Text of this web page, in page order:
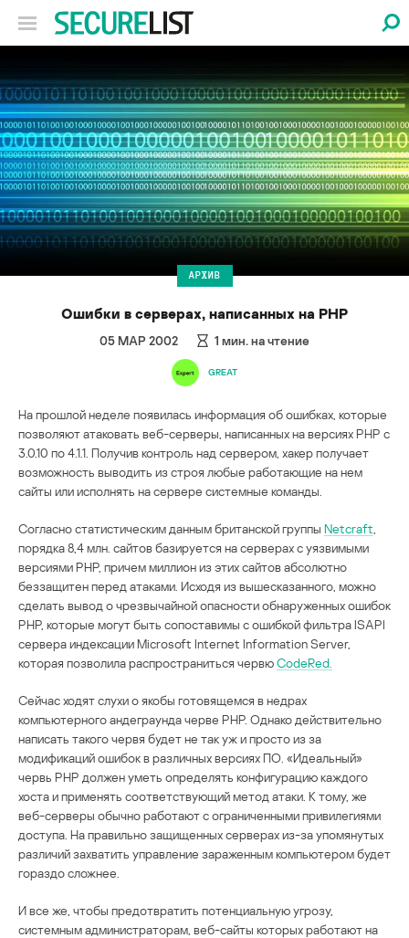
АРХИВ
Ошибки в серверах, написанных на PHP
05 МАР 2002 1 мин. на чтение
GREAT
На прошлой неделе появилась информация об ошибках, которые
позволяют атаковать веб-серверы, написанных на версиях PHP с
3.0.10 по 4.1.1. Получив контроль над сервером, хакер получает
возможность выводить из строя любые работающие на нем
сайты или исполнять на сервере системные команды.
Согласно статистическим данным британской группы Netcraft
порядка 8,4 млн. сайтов базируется на серверах с уязвимыми
версиями PHP, причем миллион из этих сайтов абсолютно
беззащитен перед атаками. Исходя из вышесказанного, можно
сделать вывод о чрезвычайной опасности обнаруженных ошибок
PHP, которые могут быть сопоставимы с ошибкой фильтра ISAPI
сервера индексации Microsoft Internet Information Server,
которая позволила распространиться червюCodeRed.
Сейчас ходят слухи о якобы готовящемся в недрах
компьютерного андеграунда черве PHP. Однако действительно
написать такого червя будет не так уж и просто из за
модификаций ошибок в различных версиях ПО. «Идеальный»
червь PHP должен уметь определять конфигурацию каждого
хоста и применять соответствующий метод атаки. К тому, же
веб-серверы обычно работают с ограниченными привилегиями
доступа. На правильно защищенных серверах из-за упомянутых
различий захватить управление зараженным компьютером будет
гораздо сложнее.
И все же, чтобы предотвратить потенциальную угрозу,
системным администраторам, веб-сайты которых работают на